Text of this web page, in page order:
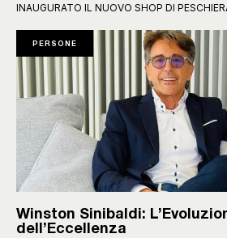
INAUGURATO IL NUOVO SHOP DI
PERSONE
Winston Sinibaldi:
dell’Eccellenza